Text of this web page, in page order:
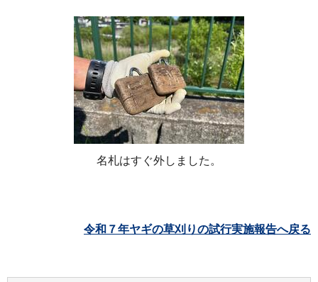
名札はすぐ外しました。
令和７年ヤギの草刈りの試行実施報告へ戻る